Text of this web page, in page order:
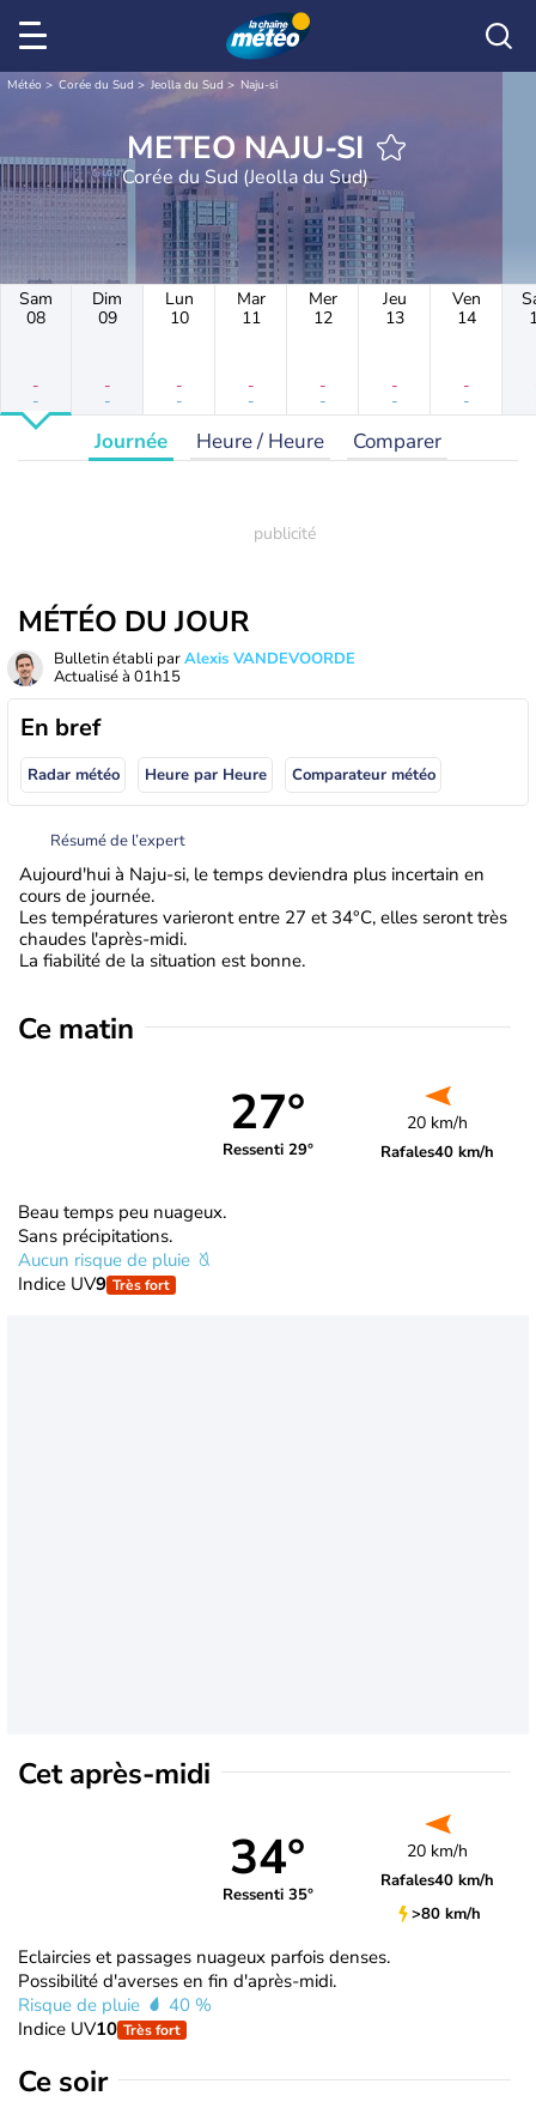
Météo Corée du Sud Jeolla du Sud Naju-si
METEO NAJU-SI
Corée du Sud (Jeolla du Sud)
Sam
08
-
-
Dim
09
-
-
Lun
10
-
-
Mar
11
-
-
Mer
12
-
-
Jeu
13
-
-
Ven
14
-
-
Journée Heure / Heure Comparer
MÉTÉO DU JOUR
Bulletin établi parAlexis VANDEVOORDE
Actualisé à 01h15
En bref
Radar météo Heure par Heure Comparateur météo
Résumé de l’expert
Aujourd'hui à Naju-si, le temps deviendra plus incertain en
cours de journée.
Les températures varieront entre 27 et 34°C, elles seront très
chaudes l'après-midi.
La fiabilité de la situation est bonne.
Ce matin
27°
Ressenti 29°
20 km/h
Rafales40 km/h
Beau temps peu nuageux.
Sans précipitations.
Aucun risque de pluie
Indice UV9 Très fort
Cet après-midi
34°
Ressenti 35°
20 km/h
Rafales40 km/h
>80 km/h
Eclaircies et passages nuageux parfois denses.
Possibilité d'averses en fin d'après-midi.
Risque de pluie
40 %
Indice UV10 Très fort
Ce soir